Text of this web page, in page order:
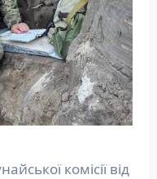
комісії від